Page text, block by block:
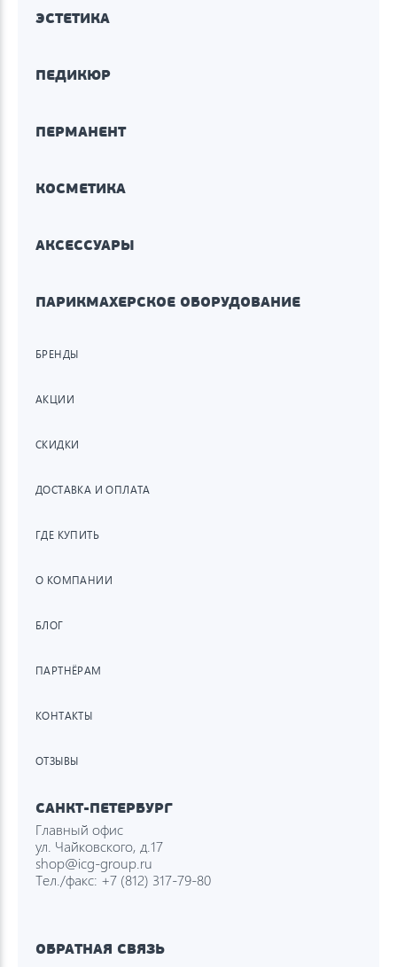
ЭСТЕТИКА
ПЕДИКЮР
ПЕРМАНЕНТ
КОСМЕТИКА
АКСЕССУАРЫ
ПАРИКМАХЕРСКОЕ ОБОРУДОВАНИЕ
БРЕНДЫ
АКЦИИ
СКИДКИ
ДОСТАВКА И ОПЛАТА
ГДЕ КУПИТЬ
О КОМПАНИИ
БЛОГ
ПАРТНЁРАМ
КОНТАКТЫ
ОТЗЫВЫ
САНКТ-ПЕТЕРБУРГ
Главный офис
ул. Чайковского, д.17
shop@icg-group.ru
Тел./факс: +7 (812) 317-79-80
ОБРАТНАЯ СВЯЗЬ